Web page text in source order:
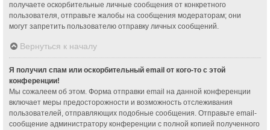
получаете оскорбительные личные сообщения от конкретного
пользователя, отправьте жалобы на сообщения модераторам; они
могут запретить пользователю отправку личных сообщений.
Вернуться к началу
Я получил спам или оскорбительный email от кого-то с этой
конференции!
Мы сожалеем об этом. Форма отправки email на данной конференции
включает меры предосторожности и возможность отслеживания
пользователей, отправляющих подобные сообщения. Отправьте email-
сообщение администратору конференции с полной копией полученного